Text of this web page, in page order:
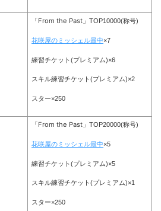
「From the Past」TOP10000(称号)
花咲屋のミッシェル最中×7
練習チケット(プレミアム)×6
スキル練習チケット(プレミアム)×2
スター×250
「From the Past」TOP20000(称号)
花咲屋のミッシェル最中×5
練習チケット(プレミアム)×5
スキル練習チケット(プレミアム)×1
スター×250